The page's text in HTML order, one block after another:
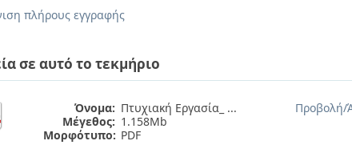
πλήρους εγγραφής
σε αυτό το τεκμήριο
Όνομα: Πτυχιακή Εργασία_ ...
Μέγεθος: 1.158Mb
Μορφότυπο: PDF
Προβολή/